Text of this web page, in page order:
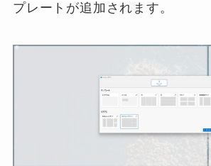
プレートが追加されます。